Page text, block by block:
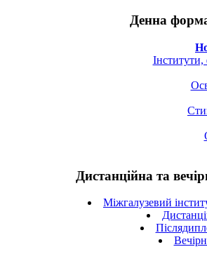
Денна
Дистанційна та
Міжгалузевий